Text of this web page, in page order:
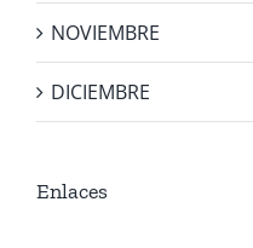
NOVIEMBRE
DICIEMBRE
Enlaces